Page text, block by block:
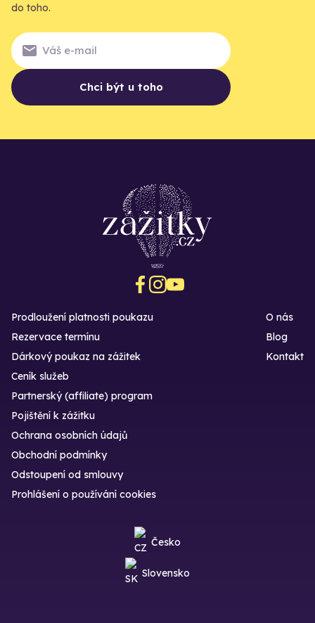
do toho.
Chci být u toho
Prodloužení platnosti poukazu
Rezervace termínu
Dárkový poukaz na zážitek
O nás
Blog
Kontakt
Ceník služeb
Partnerský (affiliate) program
Pojištění k zážitku
Ochrana osobních údajů
Obchodní podmínky
Odstoupení od smlouvy
Prohlášení o používání cookies
Česko
Slovensko